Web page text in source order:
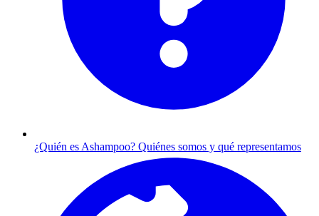
¿Quién es Ashampoo? Quiénes somos y qué representamos